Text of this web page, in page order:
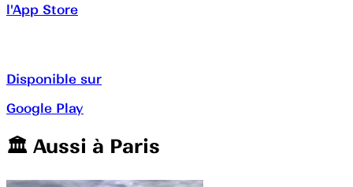
l'App Store
Disponible sur
Google Play
🏛️️ Aussi à Paris